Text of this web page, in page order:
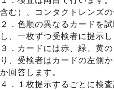
含む）、コンタクトレンズの
２．色順の異なるカードを
し、一枚ずつ受検者に提示し
３．カードには赤、緑、黄
り、受検者はカードの左側
か回答します。
４．１枚提示するごとに検